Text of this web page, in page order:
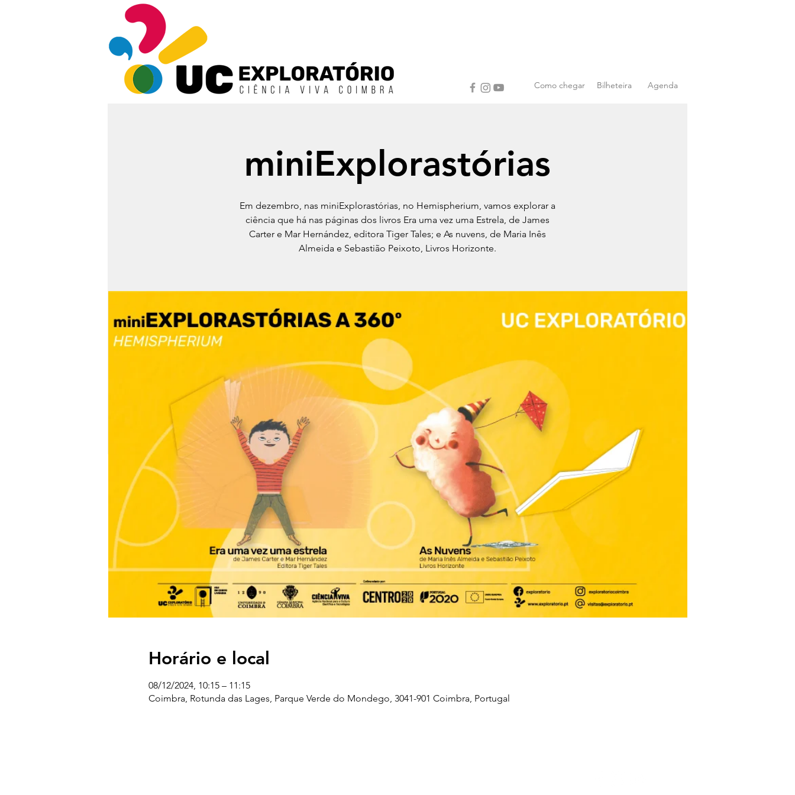
Como chegar Bilheteira Agenda
miniExplorastórias
Em dezembro, nas miniExplorastórias, no Hemispherium, vamos explorar a
ciência que há nas páginas dos livros Era uma vez uma Estrela, de James
Carter e Mar Hernández, editora Tiger Tales; e As nuvens, de Maria Inês
Almeida e Sebastião Peixoto, Livros Horizonte.
Horário e local
08/12/2024, 10:15 – 11:15
Coimbra, Rotunda das Lages, Parque Verde do Mondego, 3041-901 Coimbra, Portugal